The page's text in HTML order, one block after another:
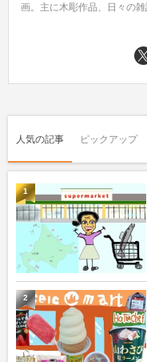
画。主に木彫作品、日々の
人気の記事 ピックアップ
1
2